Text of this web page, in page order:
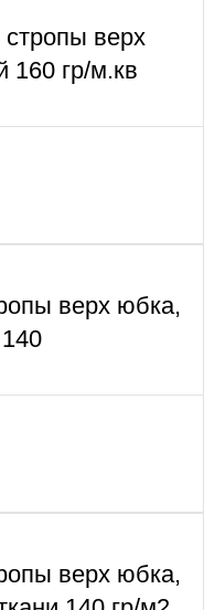
стропы верх
160 гр/м.кв
верх юбка,
верх юбка,